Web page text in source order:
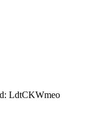
LdtCKWmeo